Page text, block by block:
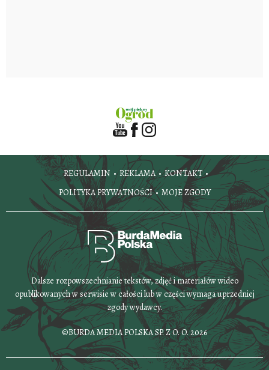
REGULAMIN REKLAMA
KONTAKT
POLITYKA PRYWATNOŚCI
MOJE ZGODY
Dalsze rozpowszechnianie tekstów, zdjęć i materiałów wideo
opublikowanych w serwisie w całości lub w części wymaga uprzedniej
zgody wydawcy.
©BURDA MEDIA POLSKA SP. Z O. O. 2026